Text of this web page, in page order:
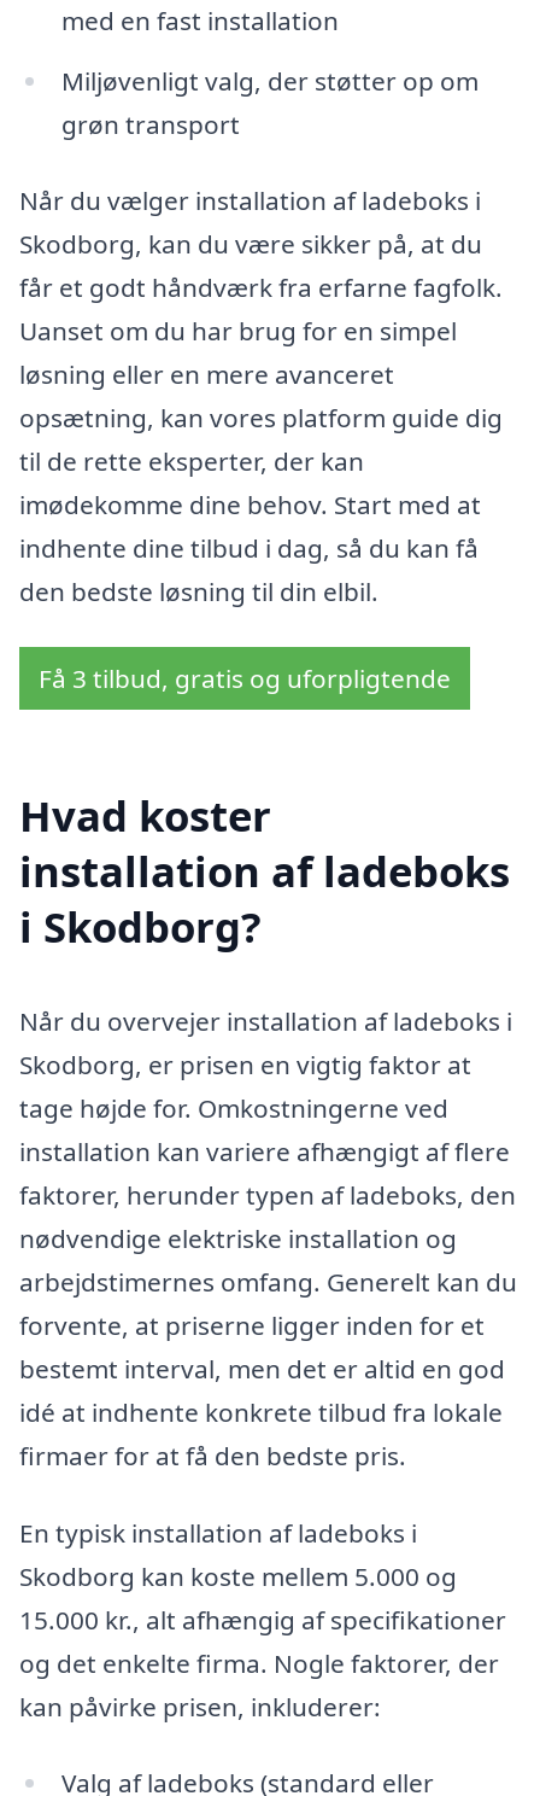
med en fast installation
Miljøvenligt valg, der støtter op om
grøn transport
Når du vælger installation af ladeboks i
Skodborg, kan du være sikker på, at du
får et godt håndværk fra erfarne fagfolk.
Uanset om du har brug for en simpel
løsning eller en mere avanceret
opsætning, kan vores platform guide dig
til de rette eksperter, der kan
imødekomme dine behov. Start med at
indhente dine tilbud i dag, så du kan få
den bedste løsning til din elbil.
Få 3 tilbud, gratis og uforpligtende
Hvad koster
installation af ladeboks
i Skodborg?
Når du overvejer installation af ladeboks i
Skodborg, er prisen en vigtig faktor at
tage højde for. Omkostningerne ved
installation kan variere afhængigt af flere
faktorer, herunder typen af ladeboks, den
nødvendige elektriske installation og
arbejdstimernes omfang. Generelt kan du
forvente, at priserne ligger inden for et
bestemt interval, men det er altid en god
idé at indhente konkrete tilbud fra lokale
firmaer for at få den bedste pris.
En typisk installation af ladeboks i
Skodborg kan koste mellem 5.000 og
15.000 kr., alt afhængig af specifikationer
og det enkelte firma. Nogle faktorer, der
kan påvirke prisen, inkluderer:
Valg af ladeboks (standard eller